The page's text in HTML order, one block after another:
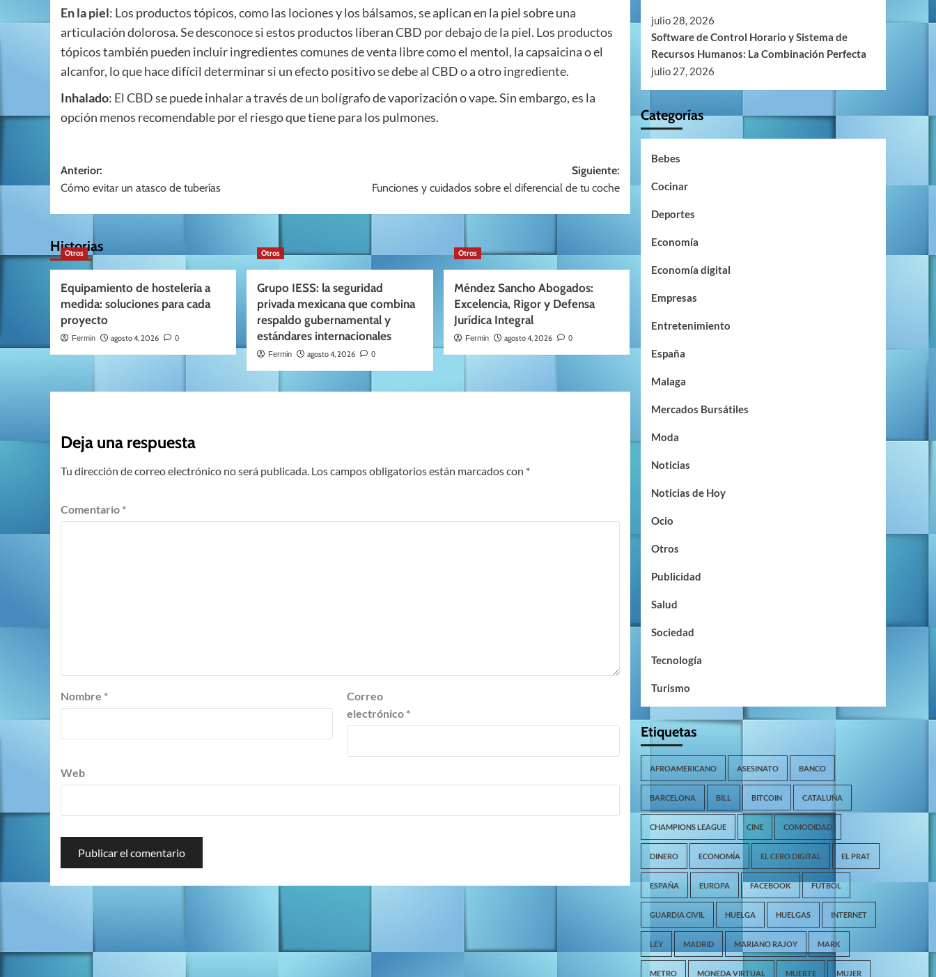
En la piel: Los productos tópicos, como las lociones y los bálsamos, se aplican en la piel sobre una
articulación dolorosa. Se desconoce si estos productos liberan CBD por debajo de la piel. Los productos
tópicos también pueden incluir ingredientes comunes de venta libre como el mentol, la capsaicina o el
alcanfor, lo que hace difícil determinar si un efecto positivo se debe al CBD o a otro ingrediente.
Inhalado: El CBD se puede inhalar a través de un bolígrafo de vaporización o vape. Sin embargo, es la
opción menos recomendable por el riesgo que tiene para los pulmones.
Navegación
de
entradas
Anterior:
Cómo evitar un atasco de tuberías
Siguiente:
Funciones y cuidados sobre el diferencial de tu coche
Historias
Otros
Equipamiento de hostelería a
medida: soluciones para cada
proyecto
Fermin agosto 4, 2026 0
Otros
Grupo IESS: la seguridad
privada mexicana que combina
respaldo gubernamental y
estándares internacionales
Fermin agosto 4, 2026 0
Otros
Méndez Sancho Abogados:
Excelencia, Rigor y Defensa
Jurídica Integral
Fermin agosto 4, 2026 0
Deja una respuesta
Tu dirección de correo electrónico no será publicada. Los campos obligatorios están marcados con *
Comentario *
Nombre *
Correo
electrónico *
Web
julio 28, 2026
Software de Control Horario y Sistema de
Recursos Humanos: La Combinación Perfecta
julio 27, 2026
Categorías
Bebes
Cocinar
Deportes
Economía
Economía digital
Empresas
Entretenimiento
España
Malaga
Mercados Bursátiles
Moda
Noticias
Noticias de Hoy
Ocio
Otros
Publicidad
Salud
Sociedad
Tecnología
Turismo
Etiquetas
AFROAMERICANO ASESINATO BANCO
BARCELONA BILL BITCOIN CATALUÑA
CHAMPIONS LEAGUE CINE COMODIDAD
DINERO ECONOMÍA EL CERO DIGITAL EL PRAT
ESPAÑA EUROPA FACEBOOK FÚTBOL
GUARDIA CIVIL HUELGA HUELGAS INTERNET
LEY MADRID MARIANO RAJOY MARK
METRO MONEDA VIRTUAL MUERTE MUJER